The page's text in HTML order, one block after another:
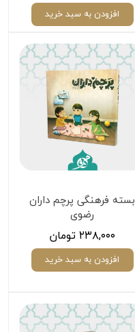
افزودن به سبد خرید
بسته فرهنگی پرچم داران
رضوی
۲۳۸,۰۰۰ تومان
افزودن به سبد خرید